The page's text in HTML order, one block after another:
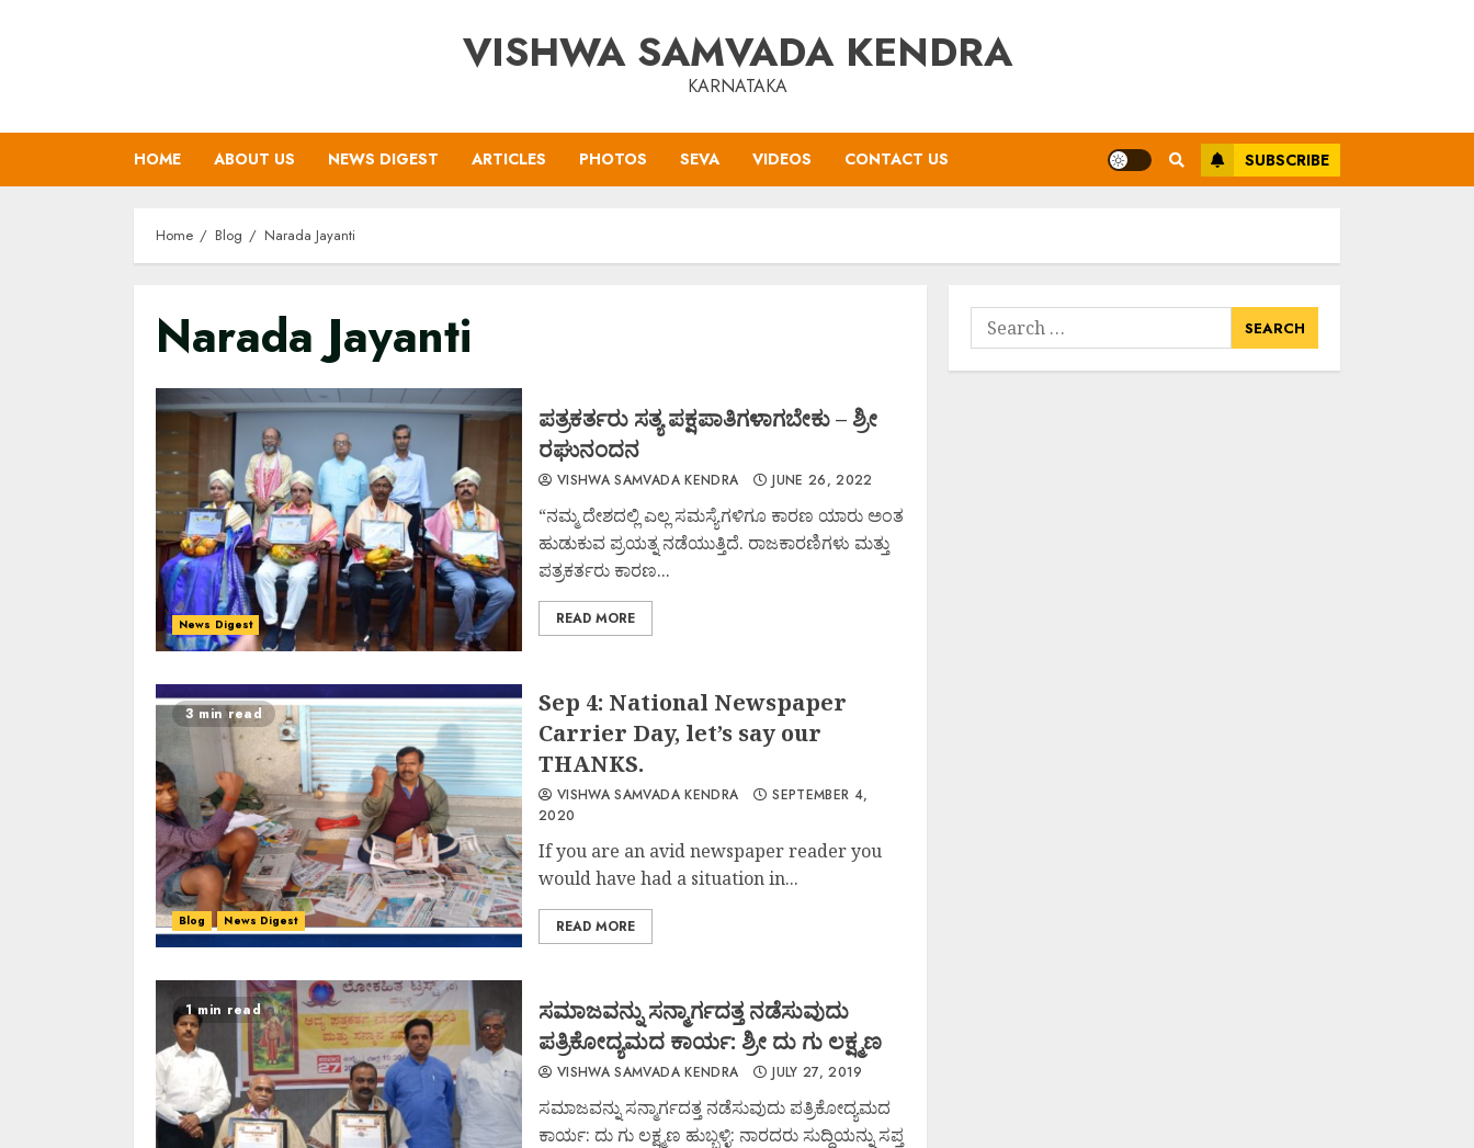
VISHWA SAMVADA KENDRA
KARNATAKA
HOME ABOUT US NEWS DIGEST ARTICLES PHOTOS SEVA VIDEOS CONTACT US SUBSCRIBE
Home Blog Narada Jayanti
Narada Jayanti
News Digest
ಪತ್ರಕರ್ತರು ಸತ್ಯ ಪಕ್ಷಪಾತಿಗಳಾಗಬೇಕು – ಶ್ರೀ
ರಘುನಂದನ
VISHWA SAMVADA KENDRA JUNE 26, 2022
“ನಮ್ಮ ದೇಶದಲ್ಲಿ ಎಲ್ಲ ಸಮಸ್ಯೆಗಳಿಗೂ ಕಾರಣ ಯಾರು ಅಂತ
ಹುಡುಕುವ ಪ್ರಯತ್ನ ನಡೆಯುತ್ತಿದೆ. ರಾಜಕಾರಣಿಗಳು ಮತ್ತು
ಪತ್ರಕರ್ತರು ಕಾರಣ...
READ MORE
3 min read
Blog News Digest
Sep 4: National Newspaper
Carrier Day, let’s say our
THANKS.
VISHWA SAMVADA KENDRA
SEPTEMBER 4,
2020
If you are an avid newspaper reader you
would have had a situation in...
READ MORE
1 min read
ಸಮಾಜವನ್ನು ಸನ್ಮಾರ್ಗದತ್ತ ನಡೆಸುವುದು
ಪತ್ರಿಕೋದ್ಯಮದ ಕಾರ್ಯ: ಶ್ರೀ ದು ಗು ಲಕ್ಷ್ಮಣ
VISHWA SAMVADA KENDRA JULY 27, 2019
ಸಮಾಜವನ್ನು ಸನ್ಮಾರ್ಗದತ್ತ ನಡೆಸುವುದು ಪತ್ರಿಕೋದ್ಯಮದ
ಕಾರ್ಯ: ದು ಗು ಲಕ್ಷ್ಮಣ ಹುಬ್ಬಳ್ಳಿ: ನಾರದರು ಸುದ್ದಿಯನ್ನು ಸಪ್ತ
Search
for: